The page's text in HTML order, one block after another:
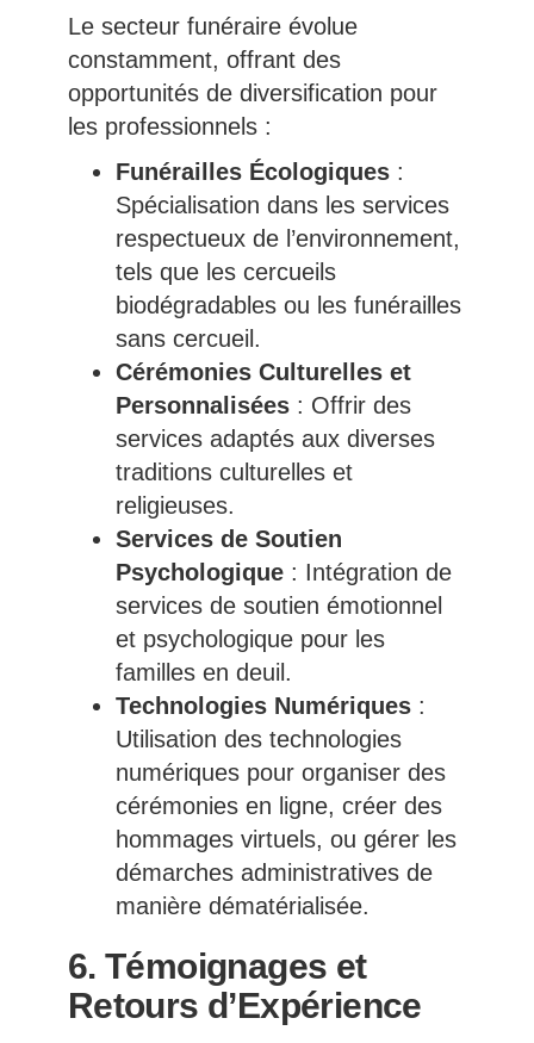
Le secteur funéraire évolue
constamment, offrant des
opportunités de diversification pour
les professionnels :
Funérailles Écologiques:
Spécialisation dans les services
respectueux de l’environnement,
tels que les cercueils
biodégradables ou les funérailles
sans cercueil.
Cérémonies Culturelles et
Personnalisées: Offrir des
services adaptés aux diverses
traditions culturelles et
religieuses.
Services de Soutien
Psychologique: Intégration de
services de soutien émotionnel
et psychologique pour les
familles en deuil.
Technologies Numériques:
Utilisation des technologies
numériques pour organiser des
cérémonies en ligne, créer des
hommages virtuels, ou gérer les
démarches administratives de
manière dématérialisée.
6. Témoignages et
Retours d’Expérience